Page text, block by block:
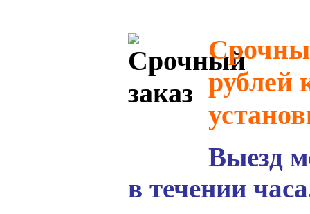
рублей
Выезд
в течении